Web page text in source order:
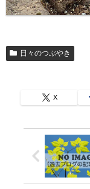
日々のつぶやき
X